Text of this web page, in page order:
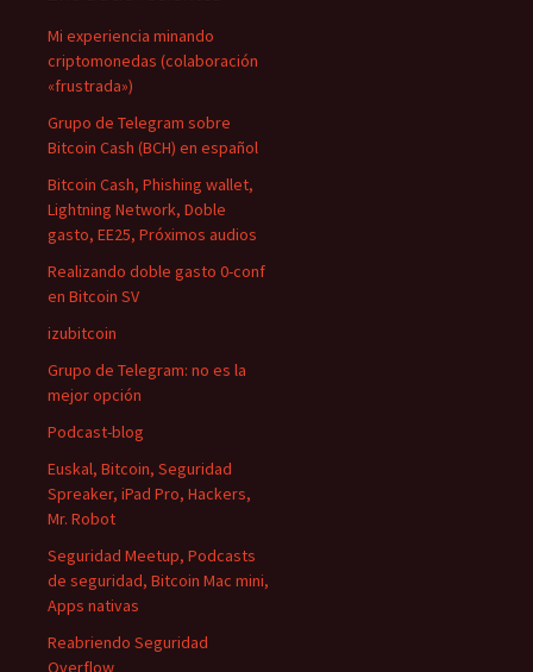
Mi experiencia minando
criptomonedas (colaboración
«frustrada»)
Grupo de Telegram sobre
Bitcoin Cash (BCH) en español
Bitcoin Cash, Phishing wallet,
Lightning Network, Doble
gasto, EE25, Próximos audios
Realizando doble gasto 0-conf
en Bitcoin SV
izubitcoin
Grupo de Telegram: no es la
mejor opción
Podcast-blog
Euskal, Bitcoin, Seguridad
Spreaker, iPad Pro, Hackers,
Mr. Robot
Seguridad Meetup, Podcasts
de seguridad, Bitcoin Mac mini,
Apps nativas
Reabriendo Seguridad
Overflow